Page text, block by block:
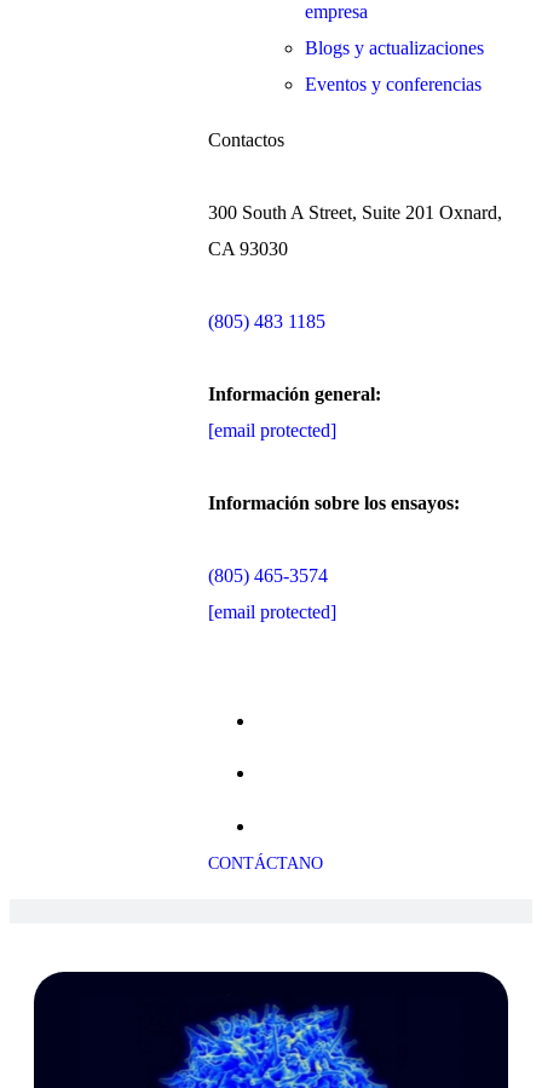
empresa
Blogs y actualizaciones
Eventos y conferencias
Contactos
300 South A Street, Suite 201 Oxnard,
CA 93030
(805) 483 1185
Información general:
[email protected]
Información sobre los ensayos:
(805) 465-3574
[email protected]
CONTÁCTANO